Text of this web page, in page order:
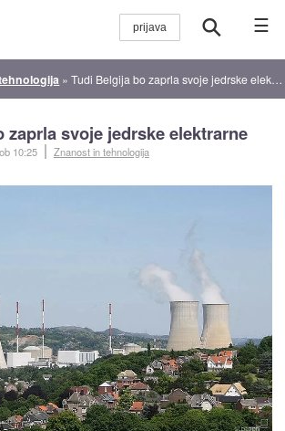
☰
»Tudi Belgija bo zaprla svoje jedrske elektrarne
zaprla svoje jedrske elektrarne
ob 10:25 Znanost in tehnologija